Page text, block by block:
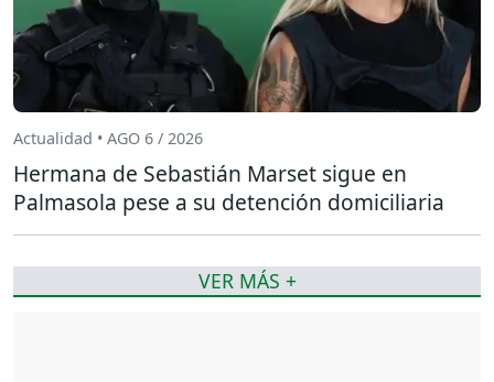
Actualidad • AGO 6 / 2026
Hermana de Sebastián Marset sigue en
Palmasola pese a su detención domiciliaria
VER MÁS +